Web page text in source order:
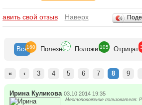
Отзывы
свой отзыв Наверх
Все160 Полезн Положит105 Отрицат
« ‹ 3 4 5 6 7 8 9
Ирина Куликова 03.10.2014 19:35
Местоположение пользователя: